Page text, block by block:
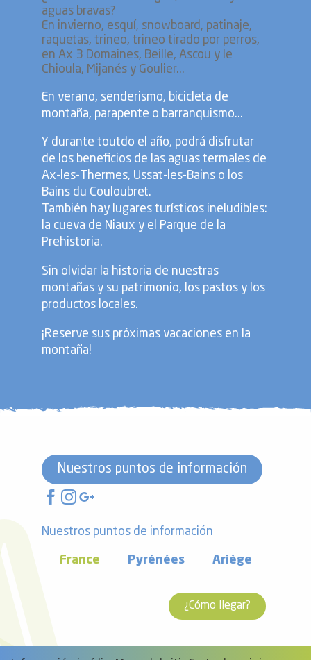
aguas bravas?
En invierno, esquí, snowboard, patinaje,
raquetas, trineo, trineo tirado por perros,
en Ax 3 Domaines, Beille, Ascou y le
Chioula, Mijanés y Goulier...
En verano, senderismo, bicicleta de
montaña, parapente o barranquismo...
Y durante toutdo el año, podrá disfrutar
de los beneficios de las aguas termales de
Ax-les-Thermes, Ussat-les-Bains o los
Bains du Couloubret.
También hay lugares turísticos ineludibles:
la cueva de Niaux y el Parque de la
Prehistoria.
Sin olvidar la historia de nuestras
montañas y su patrimonio, los pastos y los
productos locales.
¡Reserve sus próximas vacaciones en la
montaña!
Nuestros puntos de información
Nuestros puntos de información
France Pyrénées Ariège
¿Cómo llegar?